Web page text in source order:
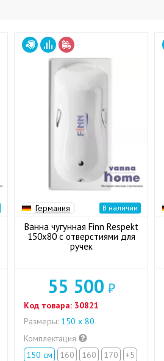
Германия В наличии
Ванна чугунная Finn Respekt
150x80 с отверстиями для
ручек
55 500 ₽
Код товара: 30821
Размеры: 150 х 80
Комплектация
150 см
160 160 170
+5